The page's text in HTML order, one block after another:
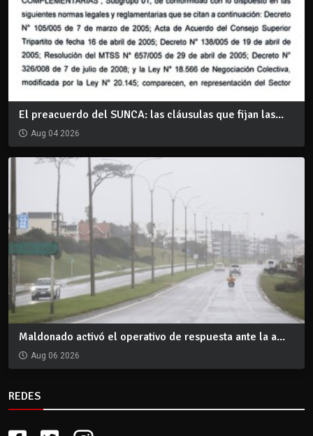
El preacuerdo del SUNCA: las cláusulas que fijan las...
Aug 04 2026
Maldonado activó el operativo de respuesta ante la a...
Aug 06 2026
REDES